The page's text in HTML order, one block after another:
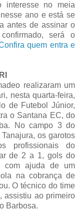
interesse no meia
ano e está se
antes de assinar o
será o
quem entra e
realizaram um
nesta quarta-feira,
de Futebol Júnior,
o Santana EC, do
No campo 3 do
os garotos
profissionais do
de 2 a 1, gols do
com ajuda de um
na cobrança de
O técnico do time
assistiu ao primeiro
Barbosa.